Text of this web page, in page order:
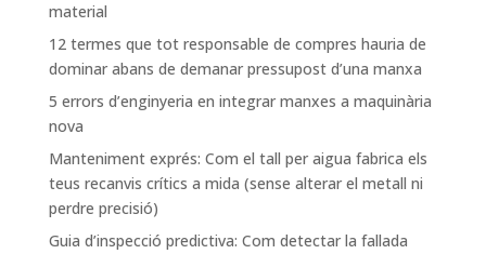
material
12 termes que tot responsable de compres hauria de
dominar abans de demanar pressupost d’una manxa
5 errors d’enginyeria en integrar manxes a maquinària
nova
Manteniment exprés: Com el tall per aigua fabrica els
teus recanvis crítics a mida (sense alterar el metall ni
perdre precisió)
Guia d’inspecció predictiva: Com detectar la fallada